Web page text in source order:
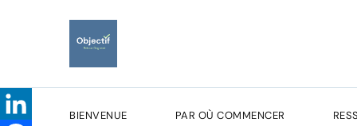
BIENVENUE PAR OÙ COMMENCER